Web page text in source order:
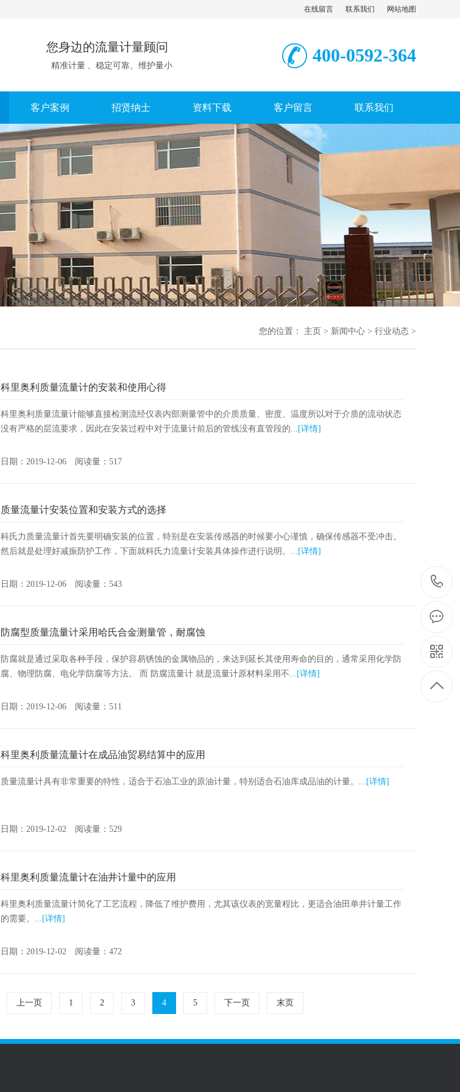
在线留言 联系我们 网站地图
您身边的流量计量顾问
精准计量 、稳定可靠、维护量小
400-0592-364
客户案例 招贤纳士 资料下载 客户留言 联系我们
您的位置： 主页 > 新闻中心 > 行业动态 >
科里奥利质量流量计的安装和使用心得
科里奥利质量流量计能够直接检测流经仪表内部测量管中的介质质量、密度、温度所以对于介质的流动状态
没有严格的层流要求，因此在安装过程中对于流量计前后的管线没有直管段的... [详情]
日期：2019-12-06 阅读量：517
质量流量计安装位置和安装方式的选择
科氏力质量流量计首先要明确安装的位置，特别是在安装传感器的时候要小心谨慎，确保传感器不受冲击。
然后就是处理好减振防护工作，下面就科氏力流量计安装具体操作进行说明。... [详情]
日期：2019-12-06 阅读量：543
防腐型质量流量计采用哈氏合金测量管，耐腐蚀
防腐就是通过采取各种手段，保护容易锈蚀的金属物品的，来达到延长其使用寿命的目的，通常采用化学防
腐、物理防腐、电化学防腐等方法。 而 防腐流量计 就是流量计原材料采用不... [详情]
日期：2019-12-06 阅读量：511
科里奥利质量流量计在成品油贸易结算中的应用
质量流量计具有非常重要的特性，适合于石油工业的原油计量，特别适合石油库成品油的计量。... [详情]
日期：2019-12-02 阅读量：529
科里奥利质量流量计在油井计量中的应用
科里奥利质量流量计简化了工艺流程，降低了维护费用，尤其该仪表的宽量程比，更适合油田单井计量工作
的需要。... [详情]
日期：2019-12-02 阅读量：472
上一页 1 2 3 4 5 下一页 末页